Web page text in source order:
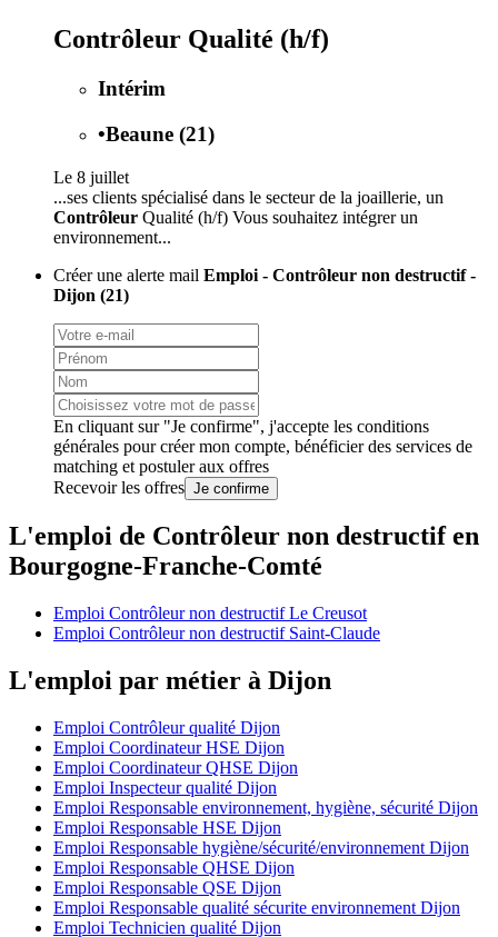
Contrôleur Qualité (h/f)
Intérim
•Beaune (21)
Le 8 juillet
...ses clients spécialisé dans le secteur de la joaillerie, un
Contrôleur Qualité (h/f) Vous souhaitez intégrer un
environnement...
Créer une alerte mail Emploi - Contrôleur non destructif -
Dijon (21)
En cliquant sur "Je confirme", j'accepte les conditions
générales pour créer mon compte, bénéficier des services de
matching et postuler aux offres
Recevoir les offres Je confirme
L'emploi de Contrôleur non destructif en
Bourgogne-Franche-Comté
Emploi Contrôleur non destructif Le Creusot
Emploi Contrôleur non destructif Saint-Claude
L'emploi par métier à Dijon
Emploi Contrôleur qualité Dijon
Emploi Coordinateur HSE Dijon
Emploi Coordinateur QHSE Dijon
Emploi Inspecteur qualité Dijon
Emploi Responsable environnement, hygiène, sécurité Dijon
Emploi Responsable HSE Dijon
Emploi Responsable hygiène/sécurité/environnement Dijon
Emploi Responsable QHSE Dijon
Emploi Responsable QSE Dijon
Emploi Responsable qualité sécurite environnement Dijon
Emploi Technicien qualité Dijon